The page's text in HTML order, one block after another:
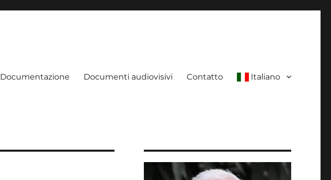
Documentazione Documenti audiovisivi Contatto Italiano